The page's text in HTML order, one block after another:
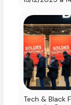
Tech & Black